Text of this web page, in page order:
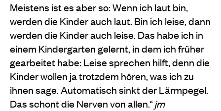
Meistens ist es aber so: Wenn ich laut bin,
werden die Kinder auch laut. Bin ich leise, dann
werden die Kinder auch leise. Das habe ich in
einem Kindergarten gelernt, in dem ich früher
gearbeitet habe: Leise sprechen hilft, denn die
Kinder wollen ja trotzdem hören, was ich zu
ihnen sage. Automatisch sinkt der Lärmpegel.
Das schont die Nerven von allen.“jm